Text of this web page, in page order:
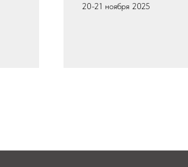
20-21 ноября 2025